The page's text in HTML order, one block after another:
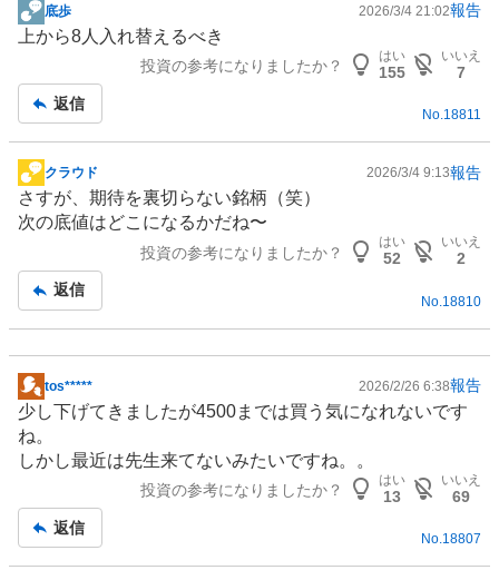
掲
示
事
底歩 2026/3/4 21:02報告
上から8人入れ替えるべき
投資の参考になりましたか？
はい
155
いいえ
7
返信
No.18811
掲
示
板
クラウド 2026/3/4 9:13報告
さすが、期待を裏切らない銘柄（笑）
次の底値はどこになるかだね〜
投資の参考になりましたか？
はい
52
いいえ
2
返信
No. 18810
掲
示
板
記
tos***** 2026/2/26 6:38報告
少し下げてきましたが4500までは買う気になれないです
ね。
しかし最近は先生来てないみたいですね。。
投資の参考になりましたか？
はい
13
いいえ
69
返信
No.18807